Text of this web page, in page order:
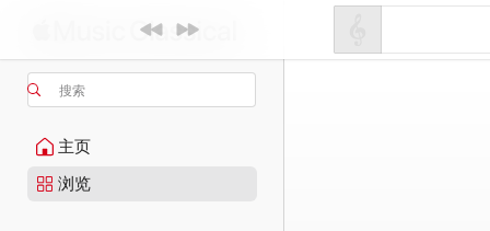
搜索
主页
浏览